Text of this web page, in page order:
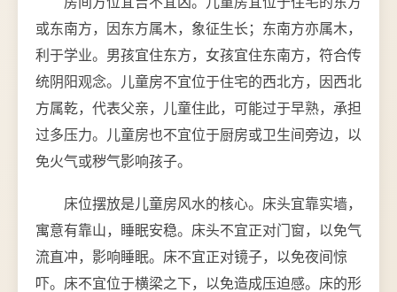
或东南方，因东方属木，象征生长；东南方亦属木，
利于学业。男孩宜住东方，女孩宜住东南方，符合传
统阴阳观念。儿童房不宜位于住宅的西北方，因西北
方属乾，代表父亲，儿童住此，可能过于早熟，承担
过多压力。儿童房也不宜位于厨房或卫生间旁边，以
免火气或秽气影响孩子。
床位摆放是儿童房风水的核心。床头宜靠实墙，
寓意有靠山，睡眠安稳。床头不宜正对门窗，以免气
流直冲，影响睡眠。床不宜正对镜子，以免夜间惊
吓。床不宜位于横梁之下，以免造成压迫感。床的形